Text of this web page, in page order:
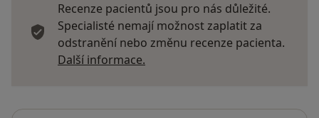
Recenze pacientů jsou pro nás důležité.
Specialisté nemají možnost zaplatit za
odstranění nebo změnu recenze pacienta.
Další informace.